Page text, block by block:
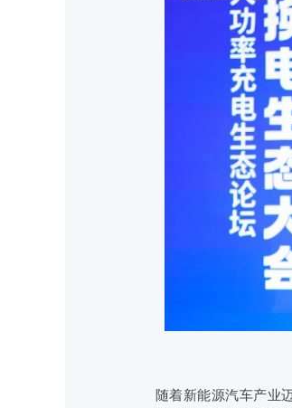
随着新能源汽车产业